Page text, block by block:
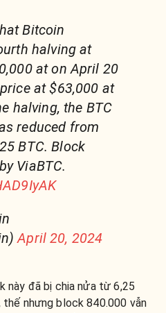
Bitcoin
halving at
at on April 20
at $63,000 at
halving, the BTC
reduced from
BTC. Block
ViaBTC.
April 20, 2024
này đã bị chia nửa từ 6,25
nhưng block 840.000 vẫn